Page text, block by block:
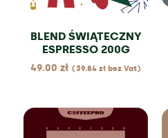
BLEND ŚWIĄTECZNY
ESPRESSO 200G
49.00 zł (39.84 zł bez Vat)